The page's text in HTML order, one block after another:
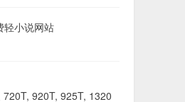
920T, 925T, 1320
像